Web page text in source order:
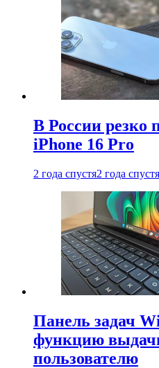
В России резко
iPhone 16 Pro
2 года спустя2 года спустя
Панель задач
функцию
пользователю